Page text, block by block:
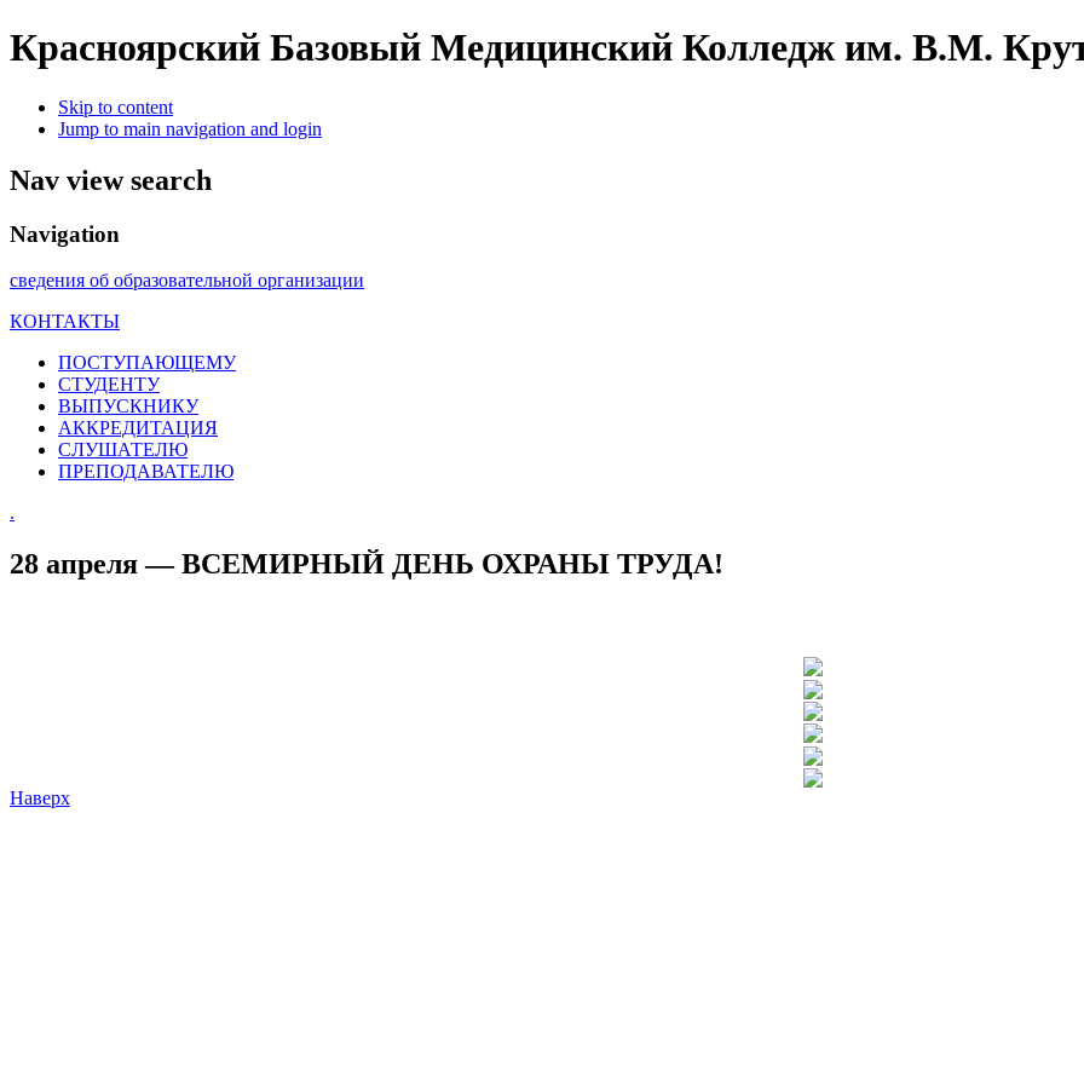
Красноярский Базовый Медицинский Колледж им. В.М.
Skip to content
Jump to main navigation and login
Nav view search
Navigation
сведения об образовательной организации
КОНТАКТЫ
ПОСТУПАЮЩЕМУ
СТУДЕНТУ
ВЫПУСКНИКУ
АККРЕДИТАЦИЯ
СЛУШАТЕЛЮ
ПРЕПОДАВАТЕЛЮ
.
28 апреля — ВСЕМИРНЫЙ ДЕНЬ ОХРАНЫ ТРУДА!
Наверх